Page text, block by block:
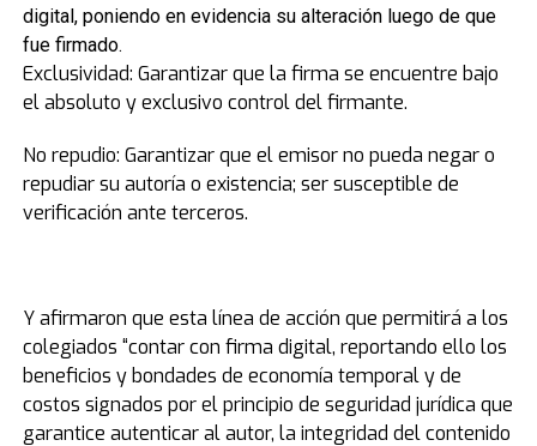
digital, poniendo en evidencia su alteración luego de que
fue firmado.
Exclusividad: Garantizar que la firma se encuentre bajo
el absoluto y exclusivo control del firmante.
No repudio: Garantizar que el emisor no pueda negar o
repudiar su autoría o existencia; ser susceptible de
verificación ante terceros.
Y afirmaron que esta línea de acción que permitirá a los
colegiados “contar con firma digital, reportando ello los
beneficios y bondades de economía temporal y de
costos signados por el principio de seguridad jurídica que
garantice autenticar al autor, la integridad del contenido